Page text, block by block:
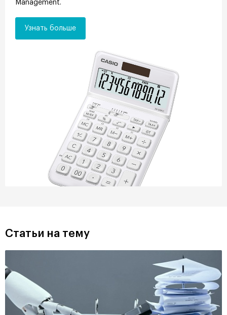
Management.
Узнать больше
Статьи на тему